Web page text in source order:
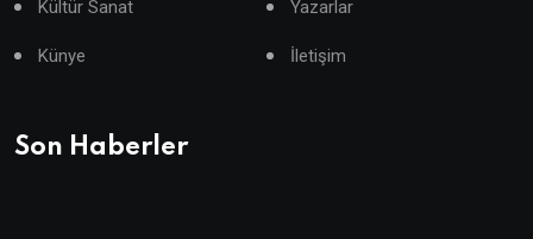
Kültür Sanat Yazarlar
Künye İletişim
Son Haberler